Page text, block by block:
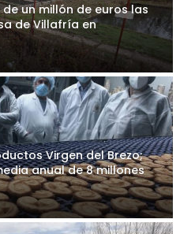
un millón de euros las
de Villafría en
Virgen del Brezo;
anual de 8 millones